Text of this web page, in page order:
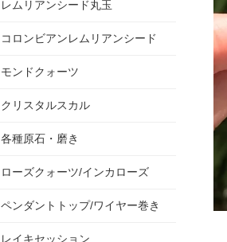
レムリアンシード丸玉
コロンビアンレムリアンシード
モンドクォーツ
クリスタルスカル
各種原石・磨き
ローズクォーツ/インカローズ
ペンダントトップ/ワイヤー巻き
レイキセッション